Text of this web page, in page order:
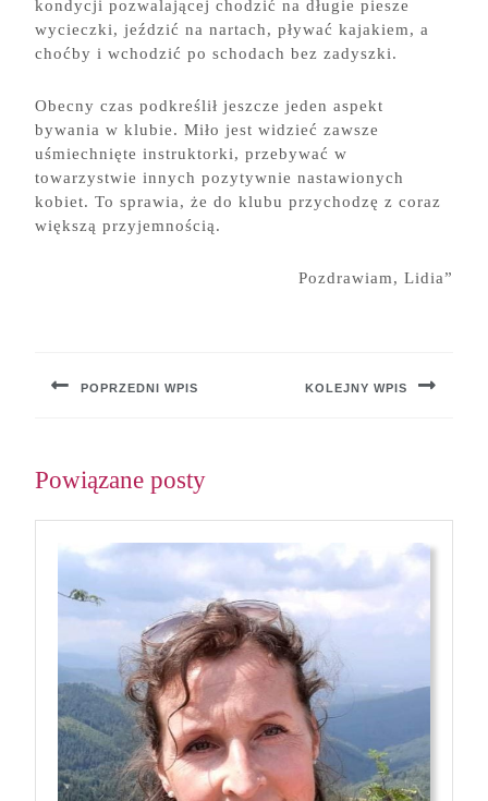
kondycji pozwalającej chodzić na długie piesze
wycieczki, jeździć na nartach, pływać kajakiem, a
choćby i wchodzić po schodach bez zadyszki.
Obecny czas podkreślił jeszcze jeden aspekt
bywania w klubie. Miło jest widzieć zawsze
uśmiechnięte instruktorki, przebywać w
towarzystwie innych pozytywnie nastawionych
kobiet. To sprawia, że do klubu przychodzę z coraz
większą przyjemnością.
Pozdrawiam, Lidia”
POPRZEDNI WPIS KOLEJNY WPIS
Powiązane posty